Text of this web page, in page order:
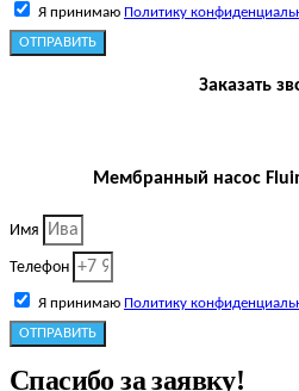
Я принимаю Политику
ОТПРАВИТЬ
Заказать
Мембранный насос
Имя
Телефон
Я принимаю Политику
ОТПРАВИТЬ
Спасибо за заявку!